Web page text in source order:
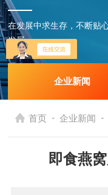
在发展中求生存，不断贴
发展
企业新闻
首页 - 企业新闻 -
即食燕